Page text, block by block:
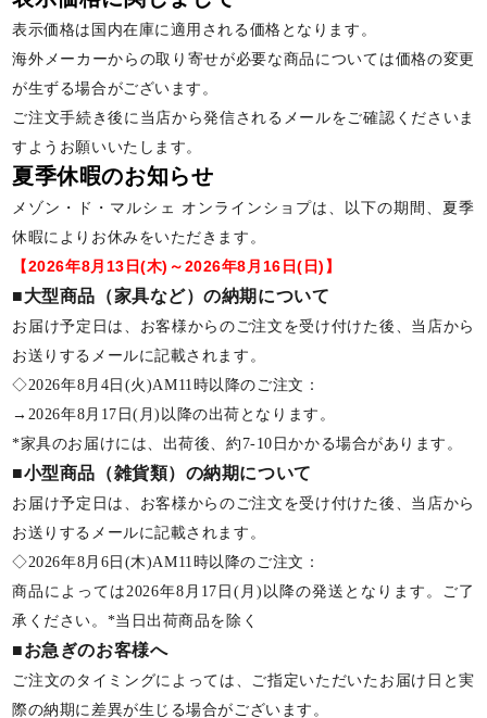
表示価格は国内在庫に適用される価格となります。
海外メーカーからの取り寄せが必要な商品については価格の変更
が生ずる場合がございます。
ご注文手続き後に当店から発信されるメールをご確認くださいま
すようお願いいたします。
夏季休暇のお知らせ
メゾン・ド・マルシェ オンラインショプは、以下の期間、夏季
休暇によりお休みをいただきます。
【2026年8月13日(木)～2026年8月16日(日)】
■大型商品（家具など）の納期について
お届け予定日は、お客様からのご注文を受け付けた後、当店から
お送りするメールに記載されます。
◇2026年8月4日(火)AM11時以降のご注文：
→2026年8月17日(月)以降の出荷となります。
*家具のお届けには、出荷後、約7-10日かかる場合があります。
■小型商品（雑貨類）の納期について
お届け予定日は、お客様からのご注文を受け付けた後、当店から
お送りするメールに記載されます。
◇2026年8月6日(木)AM11時以降のご注文：
商品によっては2026年8月17日(月)以降の発送となります。ご了
承ください。*当日出荷商品を除く
■お急ぎのお客様へ
ご注文のタイミングによっては、ご指定いただいたお届け日と実
際の納期に差異が生じる場合がございます。